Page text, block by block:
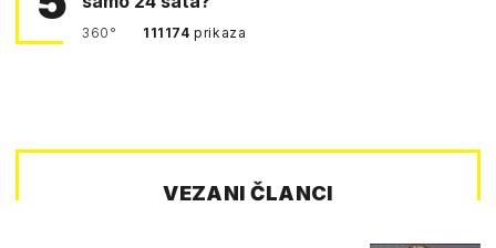
360° 111174prikaza
VEZANI ČLANCI